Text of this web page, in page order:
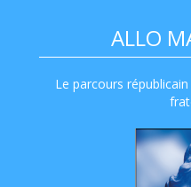
ALLO
Le parcours